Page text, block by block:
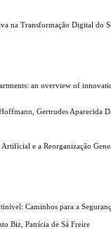
na Transformação Digital do
an overview of
Gertrudes Aparecida
e a Reorganização
Caminhos para a
Biz, Patrícia de Sá Freire